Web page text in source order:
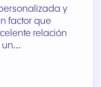
y
factor que
relación
un…